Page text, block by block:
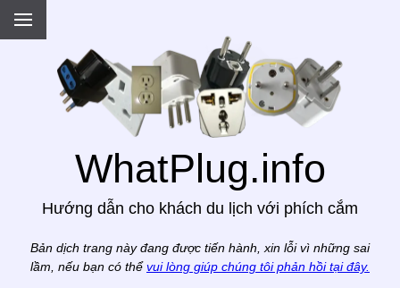
WhatPlug.info
Hướng dẫn cho khách du lịch với phích cắm
Bản dịch trang này đang được tiến hành, xin lỗi vì những sai
lầm, nếu bạn có thể vui lòng giúp chúng tôi phản hồi tại đây.